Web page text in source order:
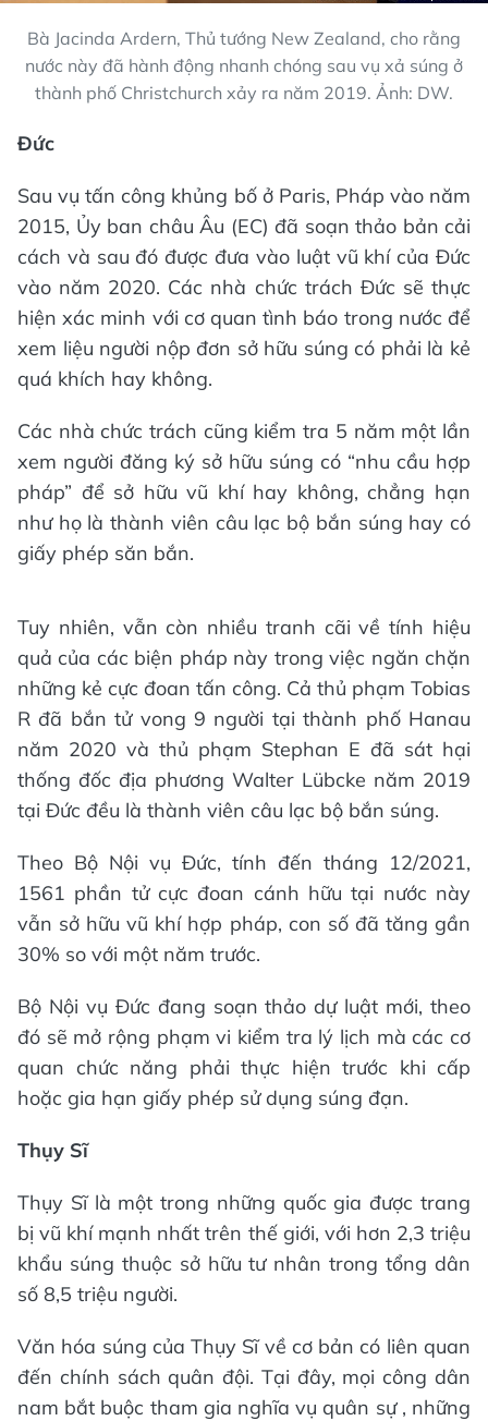
Bà Jacinda Ardern, Thủ tướng New Zealand, cho rằng
nước này đã hành động nhanh chóng sau vụ xả súng ở
thành phố Christchurch xảy ra năm 2019. Ảnh: DW.
Đức
Sau vụ tấn công khủng bố ở Paris, Pháp vào năm
2015, Ủy ban châu Âu (EC) đã soạn thảo bản cải
cách và sau đó được đưa vào luật vũ khí của Đức
vào năm 2020. Các nhà chức trách Đức sẽ thực
hiện xác minh với cơ quan tình báo trong nước để
xem liệu người nộp đơn sở hữu súng có phải là kẻ
quá khích hay không.
Các nhà chức trách cũng kiểm tra 5 năm một lần
xem người đăng ký sở hữu súng có “nhu cầu hợp
pháp” để sở hữu vũ khí hay không, chẳng hạn
như họ là thành viên câu lạc bộ bắn súng hay có
giấy phép săn bắn.
Tuy nhiên, vẫn còn nhiều tranh cãi về tính hiệu
quả của các biện pháp này trong việc ngăn chặn
những kẻ cực đoan tấn công. Cả thủ phạm Tobias
R đã bắn tử vong 9 người tại thành phố Hanau
năm 2020 và thủ phạm Stephan E đã sát hại
thống đốc địa phương Walter Lübcke năm 2019
tại Đức đều là thành viên câu lạc bộ bắn súng.
Theo Bộ Nội vụ Đức, tính đến tháng 12/2021,
1561 phần tử cực đoan cánh hữu tại nước này
vẫn sở hữu vũ khí hợp pháp, con số đã tăng gần
30% so với một năm trước.
Bộ Nội vụ Đức đang soạn thảo dự luật mới, theo
đó sẽ mở rộng phạm vi kiểm tra lý lịch mà các cơ
quan chức năng phải thực hiện trước khi cấp
hoặc gia hạn giấy phép sử dụng súng đạn.
Thụy Sĩ
Thụy Sĩ là một trong những quốc gia được trang
bị vũ khí mạnh nhất trên thế giới, với hơn 2,3 triệu
khẩu súng thuộc sở hữu tư nhân trong tổng dân
số 8,5 triệu người.
Văn hóa súng của Thụy Sĩ về cơ bản có liên quan
đến chính sách quân đội. Tại đây, mọi công dân
nam bắt buộc tham gia nghĩa vụ quân sự , những